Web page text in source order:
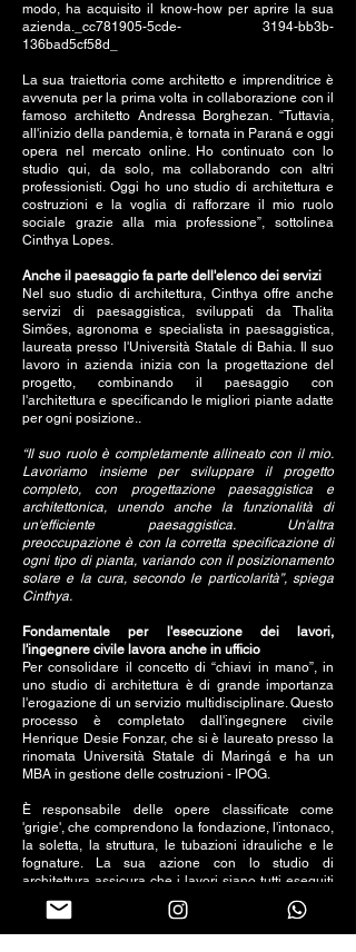
modo, ha acquisito il know-how per aprire la sua
azienda._cc781905-5cde- 3194-bb3b-
136bad5cf58d_
La sua traiettoria come architetto e imprenditrice è
avvenuta per la prima volta in collaborazione con il
famoso architetto Andressa Borghezan. “Tuttavia,
all'inizio della pandemia, è tornata in Paraná e oggi
opera nel mercato online. Ho continuato con lo
studio qui, da solo, ma collaborando con altri
professionisti. Oggi ho uno studio di architettura e
costruzioni e la voglia di rafforzare il mio ruolo
sociale grazie alla mia professione”, sottolinea
Cinthya Lopes.
Anche il paesaggio fa parte dell'elenco dei servizi
Nel suo studio di architettura, Cinthya offre anche
servizi di paesaggistica, sviluppati da Thalita
Simões, agronoma e specialista in paesaggistica,
laureata presso l'Università Statale di Bahia. Il suo
lavoro in azienda inizia con la progettazione del
progetto, combinando il paesaggio con
l'architettura e specificando le migliori piante adatte
per ogni posizione..
“Il suo ruolo è completamente allineato con il mio.
Lavoriamo insieme per sviluppare il progetto
completo, con progettazione paesaggistica e
architettonica, unendo anche la funzionalità di
un'efficiente paesaggistica. Un'altra
preoccupazione è con la corretta specificazione di
ogni tipo di pianta, variando con il posizionamento
solare e la cura, secondo le particolarità”, spiega
Cinthya.
Fondamentale per l'esecuzione dei lavori,
l'ingegnere civile lavora anche in ufficio
Per consolidare il concetto di “chiavi in mano”, in
uno studio di architettura è di grande importanza
l'erogazione di un servizio multidisciplinare. Questo
processo è completato dall'ingegnere civile
Henrique Desie Fonzar, che si è laureato presso la
rinomata Università Statale di Maringá e ha un
MBA in gestione delle costruzioni - IPOG.
È responsabile delle opere classificate come
'grigie', che comprendono la fondazione, l'intonaco,
la soletta, la struttura, le tubazioni idrauliche e le
fognature. La sua azione con lo studio di
architettura assicura che i lavori siano tutti eseguiti
secondo gli standard, dalla fondazione. Ecco
perché è davanti al team che gestisce e
supervisiona le costruzioni. Infine, Cinthya è